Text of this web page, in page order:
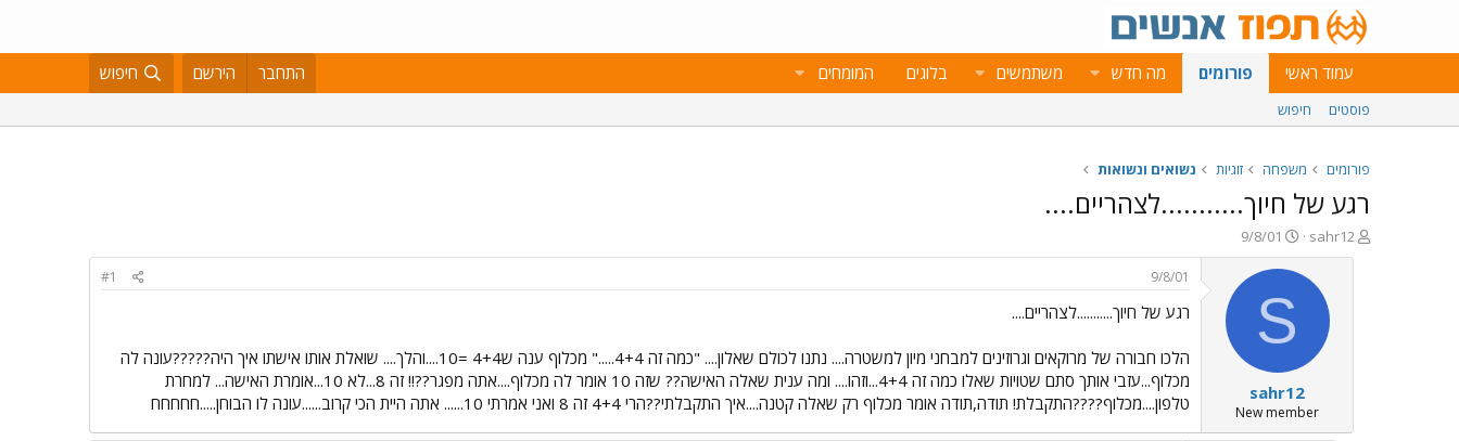
עמוד ראשי פורומים מה חדש משתמשים בלוגים המומחים התחבר הירשם חיפוש
פוסטים חיפוש
פורומים משפחה זוגיות נשואים ונשואות
רגע של חיוך...........לצהריים....
פ
ו
sahr12
פ
ו
ר
ס
ם
א
ר
י
ך
9/8/01
S
sahr12
New member
9/8/01
#1
רגע של חיוך...........לצהריים....
הלכו חבורה של מרוקאים וגרוזינים למבחני מיון למשטרה.... נתנו לכולם שאלון.... "כמה זה 4+4....." מכלוף ענה ש4+4 =10....והלך.... שואלת אותו אישתו איך היה?????עונה לה
מכלוף...עזבי אותך סתם שטויות שאלו כמה זה 4+4...וזהו.... ומה ענית שאלה האישה?? שזה 10 אומר לה מכלוף....אתה מפגר??!! זה 8...לא 10...אומרת האישה... למחרת
טלפון....מכלוף????התקבלת! תודה,תודה אומר מכלוף רק שאלה קטנה....איך התקבלתי??הרי 4+4 זה 8 ואני אמרתי 10...... אתה היית הכי קרוב......עונה לו הבוחן.....חחחחח